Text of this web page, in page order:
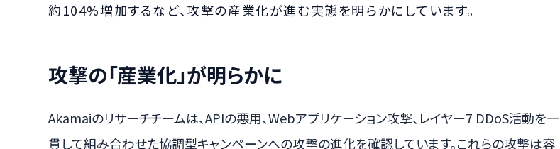
約104%増加するなど、攻撃の産業化が進む実態を明らかにしています。
攻撃の「産業化」が明らかに
Akamaiのリサーチチームは、APIの悪用、Webアプリケーション攻撃、レイヤー7 DDoS活動を一
貫して組み合わせた協調型キャンペーンへの攻撃の進化を確認しています。これらの攻撃は容